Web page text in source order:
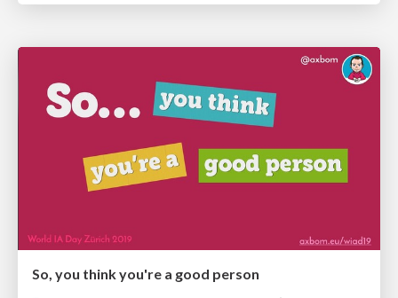
So, you think you're a good person